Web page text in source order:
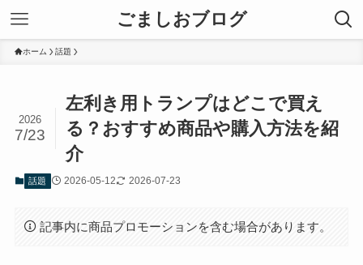
ごましおブログ
ホーム 話題
左利き用トランプはどこで買え
る？おすすめ商品や購入方法を紹
介
2026
7/23
話題 2026-05-12 2026-07-23
記事内に商品プロモーションを含む場合があります。